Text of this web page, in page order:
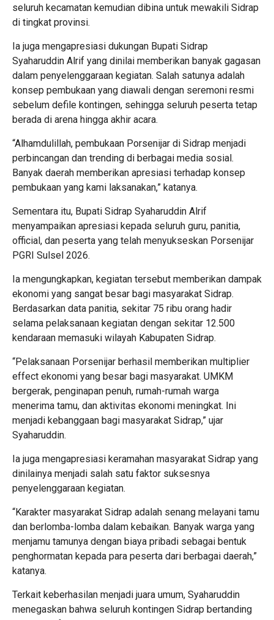
seluruh kecamatan kemudian dibina untuk mewakili Sidrap
di tingkat provinsi.
Ia juga mengapresiasi dukungan Bupati Sidrap
Syaharuddin Alrif yang dinilai memberikan banyak gagasan
dalam penyelenggaraan kegiatan. Salah satunya adalah
konsep pembukaan yang diawali dengan seremoni resmi
sebelum defile kontingen, sehingga seluruh peserta tetap
berada di arena hingga akhir acara.
“Alhamdulillah, pembukaan Porsenijar di Sidrap menjadi
perbincangan dan trending di berbagai media sosial.
Banyak daerah memberikan apresiasi terhadap konsep
pembukaan yang kami laksanakan,” katanya.
Sementara itu, Bupati Sidrap Syaharuddin Alrif
menyampaikan apresiasi kepada seluruh guru, panitia,
official, dan peserta yang telah menyukseskan Porsenijar
PGRI Sulsel 2026.
Ia mengungkapkan, kegiatan tersebut memberikan dampak
ekonomi yang sangat besar bagi masyarakat Sidrap.
Berdasarkan data panitia, sekitar 75 ribu orang hadir
selama pelaksanaan kegiatan dengan sekitar 12.500
kendaraan memasuki wilayah Kabupaten Sidrap.
“Pelaksanaan Porsenijar berhasil memberikan multiplier
effect ekonomi yang besar bagi masyarakat. UMKM
bergerak, penginapan penuh, rumah-rumah warga
menerima tamu, dan aktivitas ekonomi meningkat. Ini
menjadi kebanggaan bagi masyarakat Sidrap,” ujar
Syaharuddin.
Ia juga mengapresiasi keramahan masyarakat Sidrap yang
dinilainya menjadi salah satu faktor suksesnya
penyelenggaraan kegiatan.
“Karakter masyarakat Sidrap adalah senang melayani tamu
dan berlomba-lomba dalam kebaikan. Banyak warga yang
menjamu tamunya dengan biaya pribadi sebagai bentuk
penghormatan kepada para peserta dari berbagai daerah,”
katanya.
Terkait keberhasilan menjadi juara umum, Syaharuddin
menegaskan bahwa seluruh kontingen Sidrap bertanding